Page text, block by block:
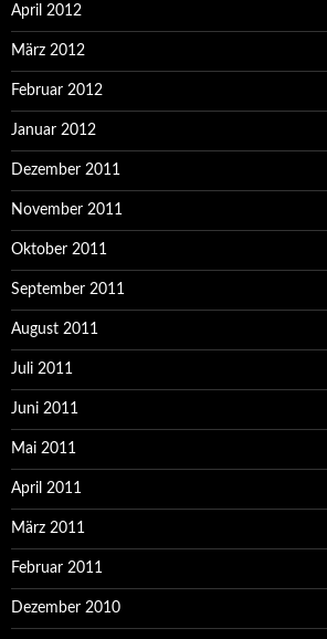
April 2012
März 2012
Februar 2012
Januar 2012
Dezember 2011
November 2011
Oktober 2011
September 2011
August 2011
Juli 2011
Juni 2011
Mai 2011
April 2011
März 2011
Februar 2011
Dezember 2010